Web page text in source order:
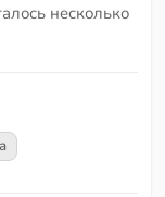
несколько